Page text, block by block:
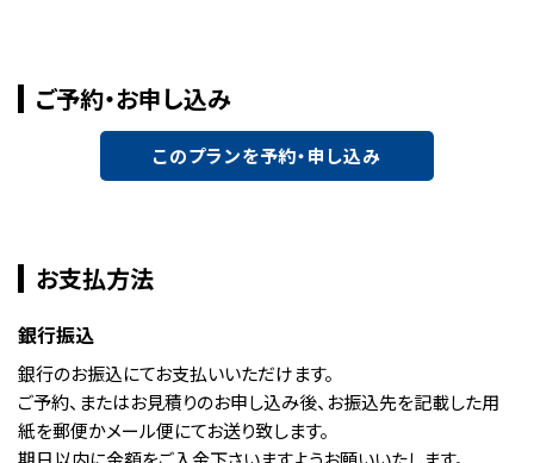
ご予約・お申し込み
このプランを予約・申し込み
お支払方法
銀行振込
銀行のお振込にてお支払いいただけます。
ご予約、またはお見積りのお申し込み後、お振込先を記載した用
紙を郵便かメール便にてお送り致します。